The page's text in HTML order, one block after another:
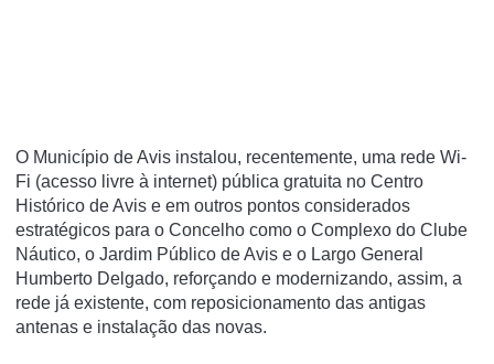
O Município de Avis instalou, recentemente, uma rede Wi-
Fi (acesso livre à internet) pública gratuita no Centro
Histórico de Avis e em outros pontos considerados
estratégicos para o Concelho como o Complexo do Clube
Náutico, o Jardim Público de Avis e o Largo General
Humberto Delgado, reforçando e modernizando, assim, a
rede já existente, com reposicionamento das antigas
antenas e instalação das novas.